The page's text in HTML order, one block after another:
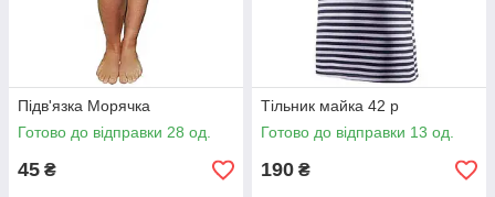
Підв'язка Морячка
Готово до відправки 28 од.
45 ₴
Тільник майка 42 р
Готово до відправки 13 од.
190 ₴